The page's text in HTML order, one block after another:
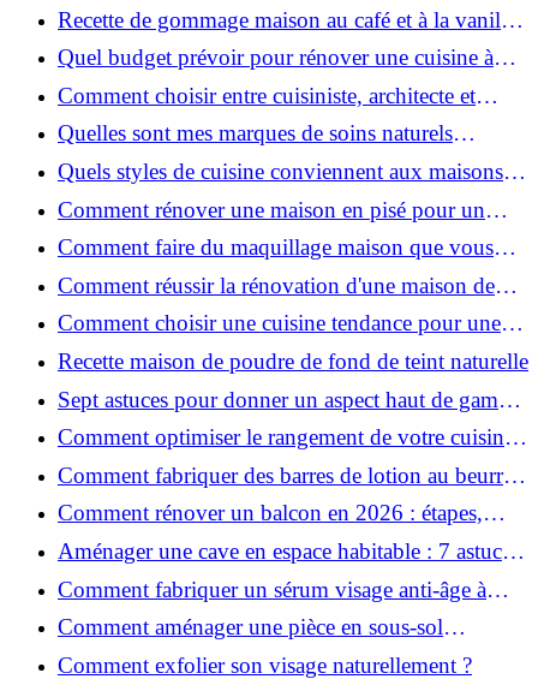
pour une rénovation performante et durable ?
Recette de gommage maison au café et à la vanille
pour une peau douce
Quel budget prévoir pour rénover une cuisine à
Voiron en 2026 : coûts et aides locales ?
Comment choisir entre cuisiniste, architecte et
contractant général à Voiron ?
Quelles sont mes marques de soins naturels
préférées ?
Quels styles de cuisine conviennent aux maisons et
appartements du Voironnais ?
Comment rénover une maison en pisé pour un
habitat sain et performant ?
Comment faire du maquillage maison que vous
utiliserez vraiment ?
Comment réussir la rénovation d'une maison de
ville en 2026 ?
Comment choisir une cuisine tendance pour une
rénovation en 2026 ?
Recette maison de poudre de fond de teint naturelle
Sept astuces pour donner un aspect haut de gamme
à votre cuisine
Comment optimiser le rangement de votre cuisine
et gagner de la place ?
Comment fabriquer des barres de lotion au beurre
de karité ?
Comment rénover un balcon en 2026 : étapes,
budget et matériaux ?
Aménager une cave en espace habitable : 7 astuces
essentielles
Comment fabriquer un sérum visage anti-âge à
l'huile de rose musquée ?
Comment aménager une pièce en sous-sol
efficacement ?
Comment exfolier son visage naturellement ?